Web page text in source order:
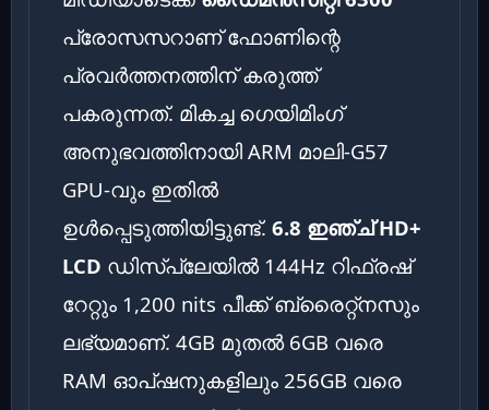
പ്രോസസറാണ് ഫോണിന്റെ
പ്രവർത്തനത്തിന് കരുത്ത്
പകരുന്നത്. മികച്ച ഗെയിമിംഗ്
അനുഭവത്തിനായി ARM മാലി-G57
GPU-വും ഇതിൽ
ഉൾപ്പെടുത്തിയിട്ടുണ്ട്. 6.8 ഇഞ്ച് HD+
LCD ഡിസ്‌പ്ലേയിൽ 144Hz റിഫ്രഷ്
റേറ്റും 1,200 nits പീക്ക് ബ്രൈറ്റ്‌നസും
ലഭ്യമാണ്. 4GB മുതൽ 6GB വരെ
RAM ഓപ്ഷനുകളിലും 256GB വരെ